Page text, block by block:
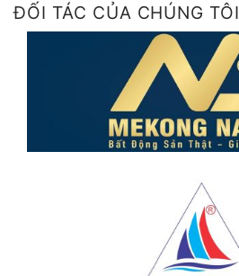
ĐỐI TÁC CỦA CHÚNG TÔI